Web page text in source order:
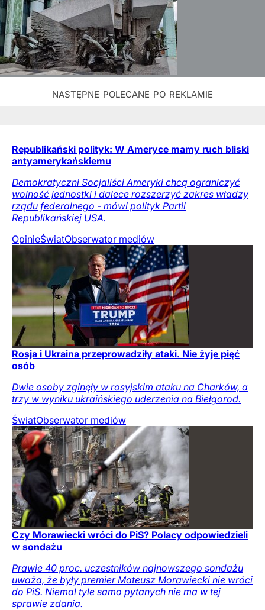
Republikański polityk: W Ameryce mamy ruch bliski
antyamerykańskiemu
Demokratyczni Socjaliści Ameryki chcą ograniczyć
wolność jednostki i dalece rozszerzyć zakres władzy
rządu federalnego - mówi polityk Partii
Republikańskiej USA.
OpinieŚwiatObserwator mediów
Rosja i Ukraina przeprowadziły ataki. Nie żyje pięć
osób
Dwie osoby zginęły w rosyjskim ataku na Charków, a
trzy w wyniku ukraińskiego uderzenia na Biełgorod.
ŚwiatObserwator mediów
Czy Morawiecki wróci do PiS? Polacy odpowiedzieli
w sondażu
Prawie 40 proc. uczestników najnowszego sondażu
uważa, że były premier Mateusz Morawiecki nie wróci
do PiS. Niemal tyle samo pytanych nie ma w tej
sprawie zdania.